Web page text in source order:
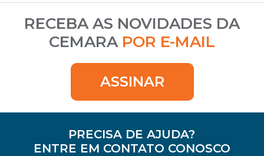
RECEBA AS NOVIDADES DA
CEMARA POR E-MAIL
ASSINAR
PRECISA DE AJUDA?
ENTRE EM CONTATO CONOSCO